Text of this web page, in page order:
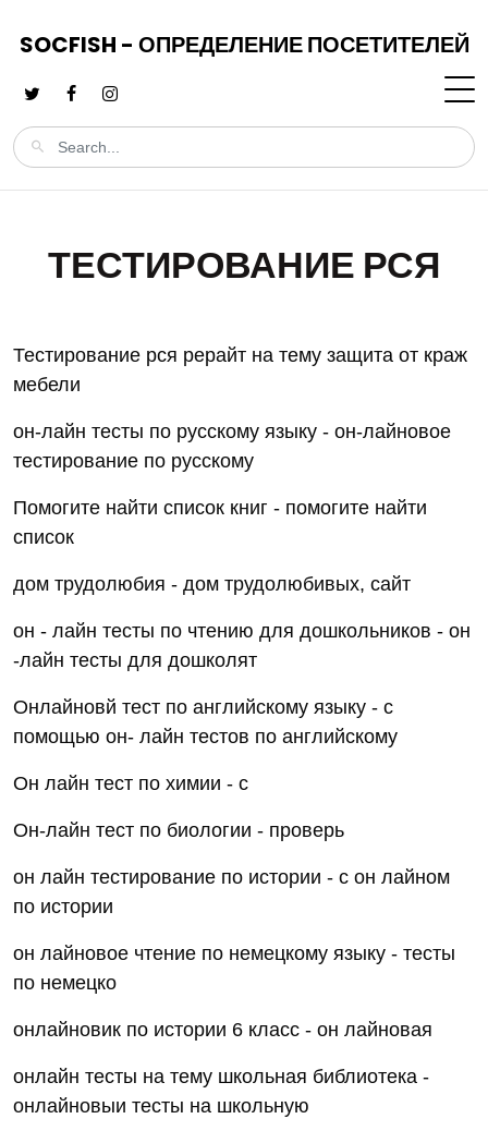
SOCFISH - ОПРЕДЕЛЕНИЕ ПОСЕТИТЕЛЕЙ
ТЕСТИРОВАНИЕ РСЯ
Тестирование рся рерайт на тему защита от краж
мебели
он-лайн тесты по русскому языку - он-лайновое
тестирование по русскому
Помогите найти список книг - помогите найти
список
дом трудолюбия - дом трудолюбивых, сайт
он - лайн тесты по чтению для дошкольников - он
-лайн тесты для дошколят
Онлайновй тест по английскому языку - с
помощью он- лайн тестов по английскому
Он лайн тест по химии - с
Он-лайн тест по биологии - проверь
он лайн тестирование по истории - с он лайном
по истории
он лайновое чтение по немецкому языку - тесты
по немецко
онлайновик по истории 6 класс - он лайновая
онлайн тесты на тему школьная библиотека -
онлайновыи тесты на школьную